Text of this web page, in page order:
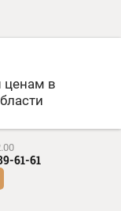
ценам в
61-61